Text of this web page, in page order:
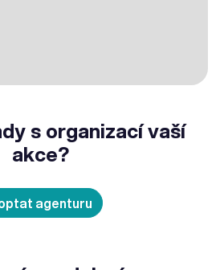
s organizací vaší
akce?
agenturu